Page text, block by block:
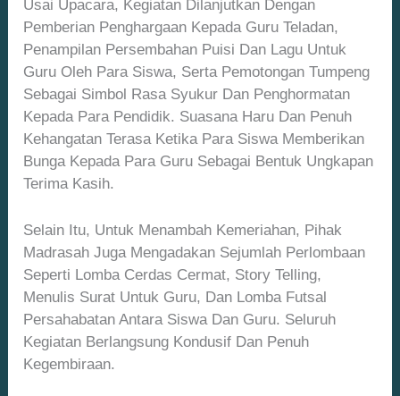
Usai Upacara, Kegiatan Dilanjutkan Dengan
Pemberian Penghargaan Kepada Guru Teladan,
Penampilan Persembahan Puisi Dan Lagu Untuk
Guru Oleh Para Siswa, Serta Pemotongan Tumpeng
Sebagai Simbol Rasa Syukur Dan Penghormatan
Kepada Para Pendidik. Suasana Haru Dan Penuh
Kehangatan Terasa Ketika Para Siswa Memberikan
Bunga Kepada Para Guru Sebagai Bentuk Ungkapan
Terima Kasih.
Selain Itu, Untuk Menambah Kemeriahan, Pihak
Madrasah Juga Mengadakan Sejumlah Perlombaan
Seperti Lomba Cerdas Cermat, Story Telling,
Menulis Surat Untuk Guru, Dan Lomba Futsal
Persahabatan Antara Siswa Dan Guru. Seluruh
Kegiatan Berlangsung Kondusif Dan Penuh
Kegembiraan.